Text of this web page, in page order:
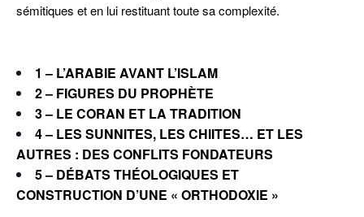
sémitiques et en lui restituant toute sa complexité.
1 – L’ARABIE AVANT L’ISLAM
2 – FIGURES DU PROPHÈTE
3 – LE CORAN ET LA TRADITION
4 – LES SUNNITES, LES CHIITES… ET LES
AUTRES : DES CONFLITS FONDATEURS
5 – DÉBATS THÉOLOGIQUES ET
CONSTRUCTION D’UNE « ORTHODOXIE »